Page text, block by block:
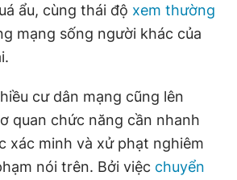
ẩu, cùng thái độ xem thường
mạng sống người khác của
cư dân mạng cũng lên
quan chức năng cần nhanh
xác minh và xử phạt nghiêm
nói trên. Bởi việc chuyển